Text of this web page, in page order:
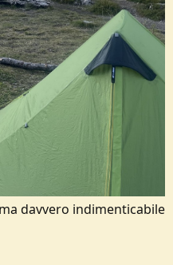
davvero indimenticabile